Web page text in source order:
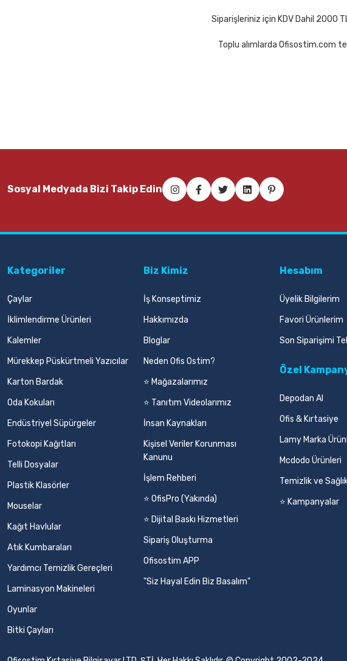
Yağmur YS-924 9 Parça Kahve-Taba Lüx Şeritli Sümen Takımı Yağmur YS-
19,75 TL
24,00 TL
Siparişleriniz için KDV Dahil 2000
Toplu alımlarda Ofisostim.com
Sosyal Medyada Bizi Takip Edin
Kategoriler
Çaylar
İklimlendirme Ürünleri
Kalemler
Mürekkep Püskürtmeli Yazıcılar
Karton Bardak
Oda Kokuları
Endüstriyel Süpürgeler
Fotokopi Kağıtları
Telli Dosyalar
Plastik Klasörler
Mouselar
Kağıt Havlular
Atık Kumbaraları
Yardımcı Temizlik Gereçleri
Laminasyon Makineleri
Oyunlar
Bitki Çayları
Biz Kimiz
İş Konseptimiz
Hakkımızda
Bloglar
Neden Ofis Ostim?
⭐ Mağazalarımız
⭐ Tanıtım Videolarımız
İnsan Kaynakları
Kişisel Veriler Korunması
Kanunu
İşlem Rehberi
⭐ OfisPro (Yakında)
⭐ Dijital Baskı Hizmetleri
Sipariş Oluşturma
Ofisostim APP
"Siz Hayal Edin Biz Basalım"
Hesabım
Üyelik Bilgilerim
Favori Ürünlerim
Son Siparişimi
Özel
Depodan Al
Ofis & Kırtasiye
Lamy Marka
Mcdodo Ürünleri
Temizlik ve
⭐ Kampanyalar